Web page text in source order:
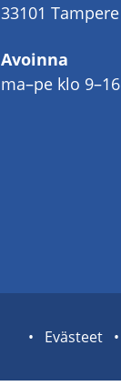
33101 Tampere
Avoinna
ma–pe klo 9–16
Sivuston
Eväs­teet